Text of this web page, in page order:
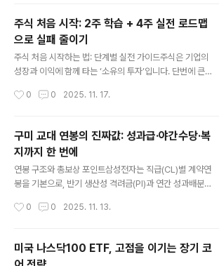
벤트”까지 함께 보는 입체적 기준이 필요합니다. ■ 배당주
핵심 요약 먼저배당수익률은 높지만 일회성인 종목은 피하
고, 꾸준히 올리거나 유지하는 회사에 집중합니다.배당의
재원은 결국 ‘현금흐름’입니다. 이익의 질(현금창출력)과
부채 구조가 건강한지 반드시 확인하세요.일정과 제도(배
캘린더 관리가 절반입니다.■ 배당주를 고르는 5대 기준①
주식 처음 시작: 2주 학습 + 4주 실전 로드맵
으로 실패 줄이기
주식 처음 시작하는 법: 단계별 실전 가이드주식은 기업의
성장과 이익에 함께 타는 ‘소유의 투자’입니다. 단번에 큰돈
지의 절차를 몸에 익히는 것이 장기적으로 수익 곡선을 안
기업의 지분을 사고파는 행위이며, 수익은 주가 상승과 배
당에서 발생합니다.변동성이 큰 자산이므로, 목표 수익률·
기간·최대 손실 한도를 먼저 정하고 원칙을 글로 남기는 것
이 출발점입니다.단기 뉴스에 흔들리지 말고, 지수·금리·환
율 같은 큰 틀의 지표를 습관처럼 점검하세요. ■ 단계 1: 계
자성향 설문을 통해 본인 프로필을 확인합니다.소액 입금
0 0 2025. 11. 17.
구미 교대 연봉의 진짜값: 성과급·야간수당·복
지까지 한 번에
연봉 구조와 총보상 포인트삼성전자는 직급(CL)별 계약연
봉을 기본으로, 반기 생산성 격려금(PI)과 연간 성과배분금
니다. 같은 직급이라도 사업부 실적과 평가, 해당 연도의 성
수당이 월 실수령액을 좌우해, 동일한 기본급이어도 라인
0 0 2025. 11. 13.
미국 나스닥100 ETF, 고점을 이기는 장기 코